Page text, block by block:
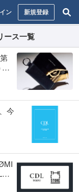
ン 新規登録
ース一覧
今